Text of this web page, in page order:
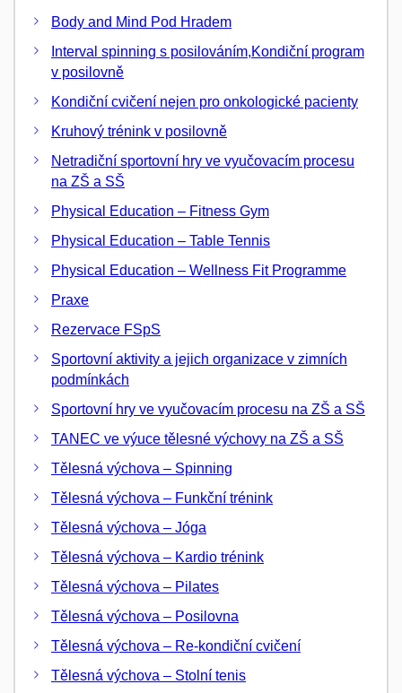
Body and Mind Pod Hradem
Interval spinning s posilováním,Kondiční program
v posilovně
Kondiční cvičení nejen pro onkologické pacienty
Kruhový trénink v posilovně
Netradiční sportovní hry ve vyučovacím procesu
na ZŠ a SŠ
Physical Education – Fitness Gym
Physical Education – Table Tennis
Physical Education – Wellness Fit Programme
Praxe
Rezervace FSpS
Sportovní aktivity a jejich organizace v zimních
podmínkách
Sportovní hry ve vyučovacím procesu na ZŠ a SŠ
TANEC ve výuce tělesné výchovy na ZŠ a SŠ
Tělesná výchova – Spinning
Tělesná výchova – Funkční trénink
Tělesná výchova – Jóga
Tělesná výchova – Kardio trénink
Tělesná výchova – Pilates
Tělesná výchova – Posilovna
Tělesná výchova – Re-kondiční cvičení
Tělesná výchova – Stolní tenis